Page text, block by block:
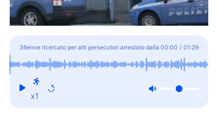
36enne ricercato per atti persecutori arrestato dalla
Polizia di Frontiera
00:00 / 01:29
x1